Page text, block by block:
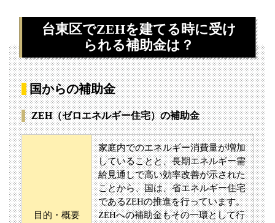
台東区でZEHを建てる時に受け
られる補助金は？
国からの補助金
ZEH（ゼロエネルギー住宅）の補助金
目的・概要
家庭内でのエネルギー消費量が増加
していることと、長期エネルギー需
給見通しで高い効率改善が示された
ことから、国は、省エネルギー住宅
であるZEHの推進を行っています。
ZEHへの補助金もその一環として行